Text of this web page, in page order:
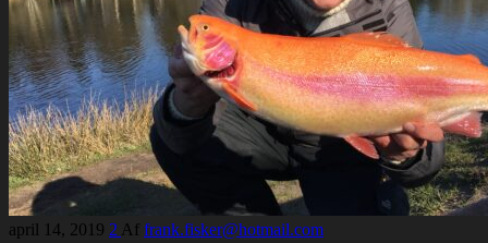
april 14, 2019 2 Af frank.fisker@hotmail.com